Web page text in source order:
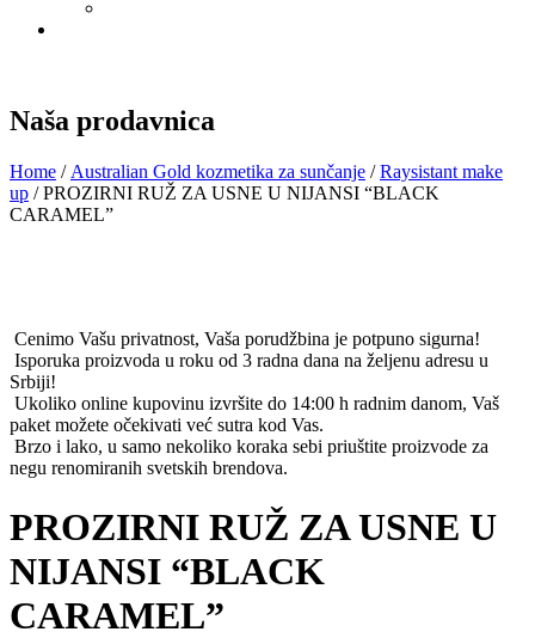
Naša prodavnica
Home / Australian Gold kozmetika za sunčanje /Raysistant make
up / PROZIRNI RUŽ ZA USNE U NIJANSI “BLACK
CARAMEL”
Cenimo Vašu privatnost, Vaša porudžbina je potpuno sigurna!
Isporuka proizvoda u roku od 3 radna dana na željenu adresu u
Srbiji!
Ukoliko online kupovinu izvršite do 14:00 h radnim danom, Vaš
paket možete očekivati već sutra kod Vas.
Brzo i lako, u samo nekoliko koraka sebi priuštite proizvode za
negu renomiranih svetskih brendova.
PROZIRNI RUŽ ZA USNE U
NIJANSI “BLACK
CARAMEL”